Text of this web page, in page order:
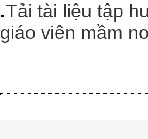
Tải tài liệu tập
giáo viên mầm